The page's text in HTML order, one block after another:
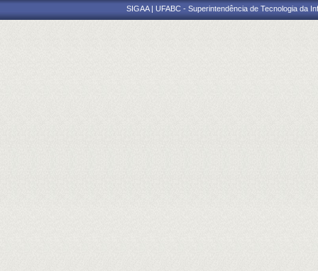
SIGAA | UFABC - Superintendência de Tecnologia da